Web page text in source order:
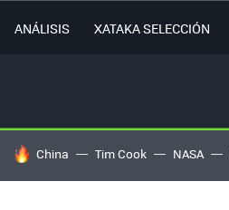
ANÁLISIS XATAKA SELECCIÓN
HOY SE HABLA DE
China Tim Cook NASA